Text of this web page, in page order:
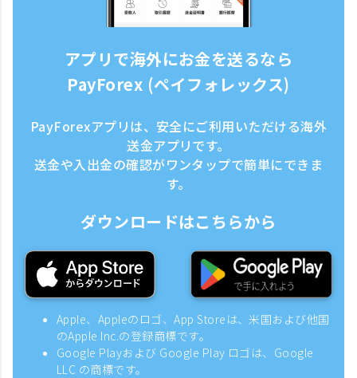
アプリで海外にお金を送るなら
PayForex (ペイフォレックス)
PayForexアプリは、安全にご利用いただける海外
送金アプリです。
送金や入出金の確認がワンタップで簡単にできま
す。
ダウンロードはこちらから
Apple、Appleのロゴ、App Storeは、米国および他国
のApple Inc.の登録商標です。
Google Playおよび Google Play ロゴは、Google
LLC の商標です。